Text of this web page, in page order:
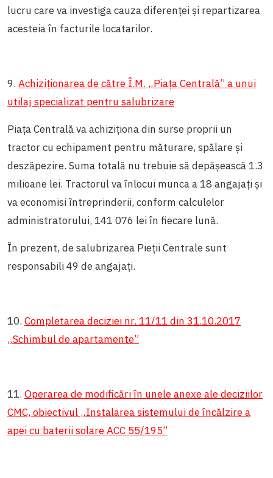
lucru care va investiga cauza diferenței și repartizarea
acesteia în facturile locatarilor.
9. Achiziționarea de către Î.M. „Piața Centrală” a unui
utilaj specializat pentru salubrizare
Piața Centrală va achiziționa din surse proprii un
tractor cu echipament pentru măturare, spălare și
deszăpezire. Suma totală nu trebuie să depășească 1.3
milioane lei. Tractorul va înlocui munca a 18 angajați și
va economisi întreprinderii, conform calculelor
administratorului, 141 076 lei în fiecare lună.
În prezent, de salubrizarea Pieții Centrale sunt
responsabili 49 de angajați.
10. Completarea deciziei nr. 11/11 din 31.10.2017
„Schimbul de apartamente”
11. Operarea de modificări în unele anexe ale deciziilor
CMC, obiectivul „Instalarea sistemului de încălzire a
apei cu baterii solare ACC 55/195”